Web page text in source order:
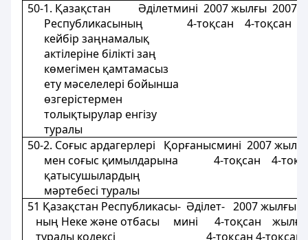
50-1. Қазақстан Әділетмині 2007 жылғы 2007
Республикасының 4-тоқсан 4-тоқсан 4-
кейбір заңнамалық
актілеріне білікті заң
көмегімен қамтамасыз
ету мәселелері бойынша
өзгерістермен
толықтырулар енгізу
туралы
50-2. Соғыс ардагерлері Қорғанысмині 2007
мен соғыс қимылдарына 4-тоқсан 4-
қатысушылардың
мәртебесі туралы
51 Қазақстан Республикасы- Әдiлет- 2007
ның Неке және отбасы минi 4-тоқсан
туралы кодексi 4-тоқсан 4-тоқсан